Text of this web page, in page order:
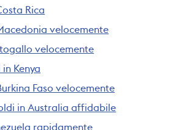
Rica
velocemente
velocemente
Kenya
Faso velocemente
in Australia affidabile
rapidamente